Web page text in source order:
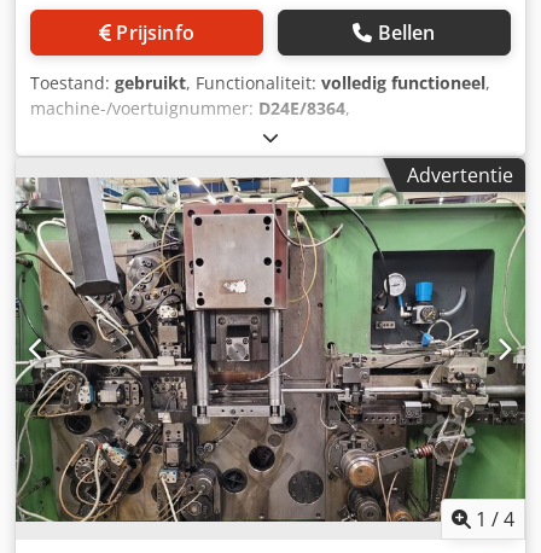
Prijsinfo Bellen
Toestand: gebruikt, Functionaliteit: volledig functioneel,
machine-/voertuignummer: D24E/8364,
Aanbiedingsnummer: D24E/8364 Machine type: ZICK ZACK
veermachine Merk: WAFIOS Type: SLF4/SLF4S Bouwjaar:
Draaddiameter: 2,4-4 mm Csdpfxswi Ub Is Abxsrf
Veerdiameter: 42-55 mm Output - stuks/min: ca. 32 meter
Locatie: In Europa
Advertentie
1 /4